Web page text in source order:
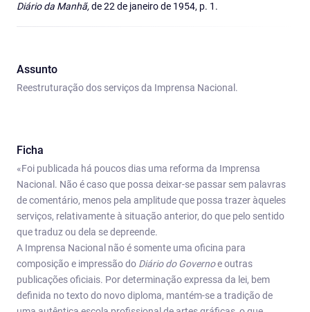
Diário da Manhã,de 22 de janeiro de 1954, p. 1.
Assunto
Reestruturação dos serviços da Imprensa Nacional.
Ficha
«Foi publicada há poucos dias uma reforma da Imprensa
Nacional. Não é caso que possa deixar‑se passar sem palavras
de comentário, menos pela amplitude que possa trazer àqueles
serviços, relativamente à situação anterior, do que pelo sentido
que traduz ou dela se depreende.
A Imprensa Nacional não é somente uma oficina para
composição e impressão do Diário do Governoe outras
publicações oficiais. Por determinação expressa da lei, bem
definida no texto do novo diploma, mantém-se a tradição de